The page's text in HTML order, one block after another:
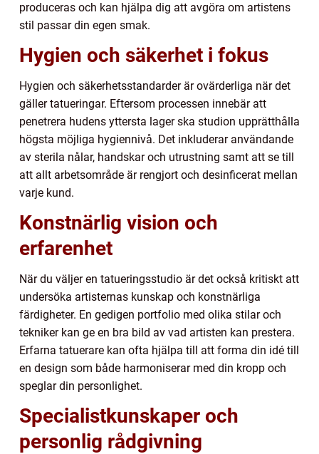
produceras och kan hjälpa dig att avgöra om artistens
stil passar din egen smak.
Hygien och säkerhet i fokus
Hygien och säkerhetsstandarder är ovärderliga när det
gäller tatueringar. Eftersom processen innebär att
penetrera hudens yttersta lager ska studion upprätthålla
högsta möjliga hygiennivå. Det inkluderar användande
av sterila nålar, handskar och utrustning samt att se till
att allt arbetsområde är rengjort och desinficerat mellan
varje kund.
Konstnärlig vision och
erfarenhet
När du väljer en tatueringsstudio är det också kritiskt att
undersöka artisternas kunskap och konstnärliga
färdigheter. En gedigen portfolio med olika stilar och
tekniker kan ge en bra bild av vad artisten kan prestera.
Erfarna tatuerare kan ofta hjälpa till att forma din idé till
en design som både harmoniserar med din kropp och
speglar din personlighet.
Specialistkunskaper och
personlig rådgivning